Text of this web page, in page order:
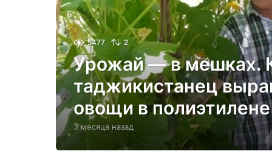
5477 2
Урожай — в мешках.
таджикистанец
овощи в полиэтилене
3 месяца назад3
е